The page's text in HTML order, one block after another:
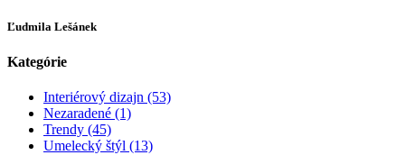
Ľudmila Lešánek
Kategórie
Interiérový dizajn (53)
Nezaradené (1)
Trendy (45)
Umelecký štýl (13)